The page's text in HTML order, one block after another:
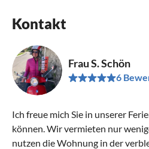
Kontakt
Frau S. Schön
6
Ich freue mich Sie in unserer
können. Wir vermieten nur
nutzen die Wohnung in der